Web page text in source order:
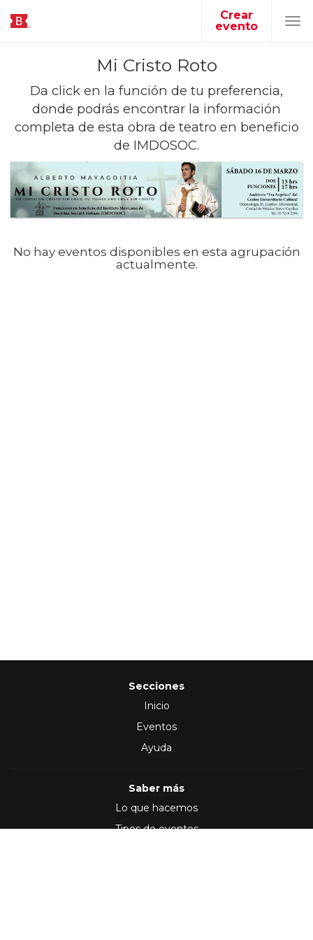
Crear
evento
Mi Cristo Roto
Da click en la función de tu preferencia,
donde podrás encontrar la información
completa de esta obra de teatro en beneficio
de IMDOSOC.
No hay eventos disponibles en esta agrupación
actualmente.
Secciones
Inicio
Eventos
Ayuda
Saber más
Lo que hacemos
Tipos de eventos